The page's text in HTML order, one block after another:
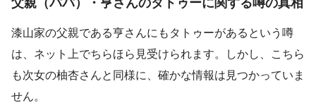
漆山家の父親である亨さんにもタトゥーがあるという噂
は、ネット上でちらほら見受けられます。しかし、こちら
も次女の柚杏さんと同様に、確かな情報は見つかっていま
せん。